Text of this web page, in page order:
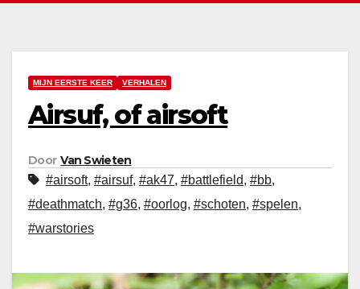
MIJN EERSTE KEER VERHALEN
Airsuf, of airsoft
Door Van Swieten
#airsoft, #airsuf, #ak47, #battlefield, #bb,
#deathmatch, #g36, #oorlog, #schoten, #spelen,
#warstories